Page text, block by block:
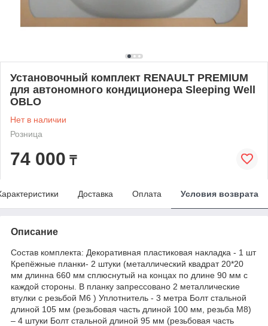
Установочный комплект RENAULT PREMIUM
для автономного кондиционера Sleeping Well
OBLO
Нет в наличии
Розница
74 000 ₸
Доставка Оплата Условия возврата
Описание
Состав комплекта: Декоративная пластиковая накладка - 1 шт
Крепёжные планки- 2 штуки (металлический квадрат 20*20
мм длинна 660 мм сплюснутый на концах по длине 90 мм с
каждой стороны. В планку запрессовано 2 металлические
втулки с резьбой М6 ) Уплотнитель - 3 метра Болт стальной
длиной 105 мм (резьбовая часть длиной 100 мм, резьба М8)
– 4 штуки Болт стальной длиной 95 мм (резьбовая часть